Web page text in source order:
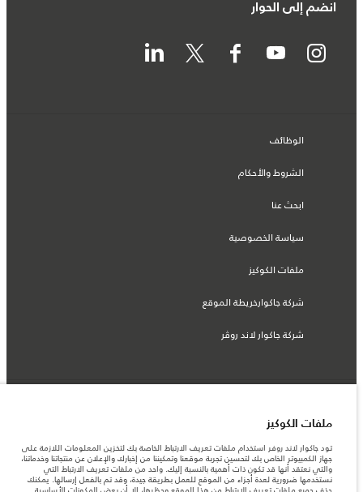
انضم إلى الحوار
الوظائف
الشروط والأحكام
ابحث عنا
سياسة الخصوصية
ملفات الكوكيز
شركة جاكوارخريطة الموقع
شركة جاكوار لاند روڤر
البحرين, السيارات الأوروبية
المعلومات والمواصفات والأسعار والألوان المذكورة على هذا الموقع قد تختلف من بلد إلى
آخر، كما أنّها قد تتغير بدون إشعار مسبق. الرجاء التواصل مع وكيلنا المحلي للتأكد من توفّرها
والتحقق من الأسعار.
ملفات الكوكيز
تود جاكوار لاند روفر استخدام ملفات تعريف الارتباط الخاصة بك لتخزين المعلومات اللازمة على
جهاز الكمبيوتر الخاص بك لتحسين تجربة موقعنا وتمكيننا من إخبارك والإعلان عن منتجاتنا وخدماتنا،
والتي نعتقد أنها قد تكون ذات أهمية بالنسبة إليك. واحد من ملفات تعريف الارتباط التي
نستخدمها ضرورية لعدة أجزاء من الموقع للعمل بطريقة جيدة، وقد تم بالفعل إرسالها. يمكنك